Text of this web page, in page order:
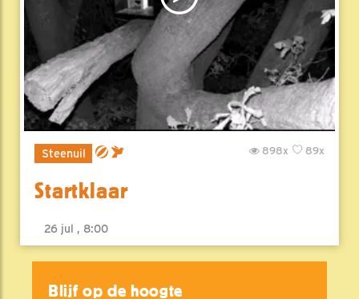
Steenuil 89x
898x
Startklaar
26 jul , 8:00
Blijf op de hoogte